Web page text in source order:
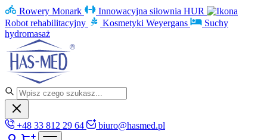
Rowery Monark
Innowacyjna siłownia HUR
Robot rehabilitacyjny
Kosmetyki Weyergans
Suchy
hydromasaż
+48 33 812 29 64 biuro@hasmed.pl